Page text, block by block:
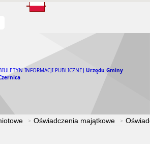
INFORMACJI PUBLICZNEJ Urzędu Gminy
Oświadczenia majątkowe